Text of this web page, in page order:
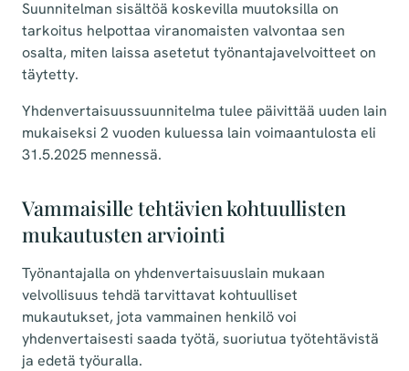
Suunnitelman sisältöä koskevilla muutoksilla on
tarkoitus helpottaa viranomaisten valvontaa sen
osalta, miten laissa asetetut työnantajavelvoitteet on
täytetty.
Yhdenvertaisuussuunnitelma tulee päivittää uuden lain
mukaiseksi 2 vuoden kuluessa lain voimaantulosta eli
31.5.2025 mennessä.
Vammaisille tehtävien kohtuullisten
mukautusten arviointi
Työnantajalla on yhdenvertaisuuslain mukaan
velvollisuus tehdä tarvittavat kohtuulliset
mukautukset, jota vammainen henkilö voi
yhdenvertaisesti saada työtä, suoriutua työtehtävistä
ja edetä työuralla.